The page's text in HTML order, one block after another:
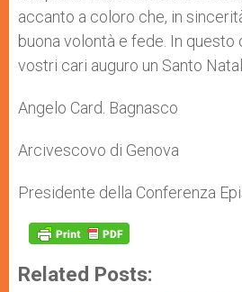
accanto a coloro che, in
buona volontà e fede. In questo
vostri cari auguro un Santo
Angelo Card. Bagnasco
Arcivescovo di Genova
Presidente della Conferenza
Related Posts: